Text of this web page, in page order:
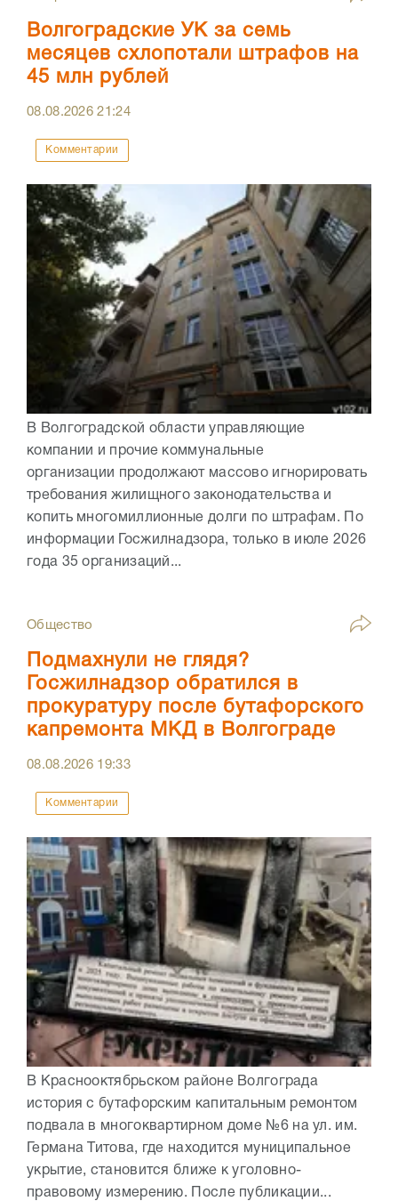
Волгоградские УК за семь
месяцев схлопотали штрафов на
45 млн рублей
08.08.202621:24
Комментарии
В Волгоградской области управляющие
компании и прочие коммунальные
организации продолжают массово игнорировать
требования жилищного законодательства и
копить многомиллионные долги по штрафам. По
информации Госжилнадзора, только в июле 2026
года 35 организаций...
Общество
Подмахнули не глядя?
Госжилнадзор обратился в
прокуратуру после бутафорского
капремонта МКД в Волгограде
08.08.2026 19:33
Комментарии
В Краснооктябрьском районе Волгограда
история с бутафорским капитальным ремонтом
подвала в многоквартирном доме №6 на ул. им.
Германа Титова, где находится муниципальное
укрытие, становится ближе к уголовно-
правовому измерению. После публикации...